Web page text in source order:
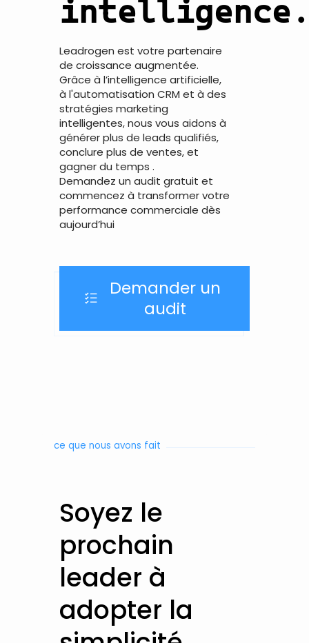
Cancel
Leadrogen est votre partenaire
de croissance augmentée.
Grâce à l’intelligence artificielle,
à l'automatisation CRM et à des
stratégies marketing
intelligentes, nous vous aidons à
générer plus de leads qualifiés,
conclure plus de ventes, et
gagner du temps .
Demandez un audit gratuit et
commencez à transformer votre
performance commerciale dès
aujourd’hui
Demander un
audit
ce que nous avons fait
Soyez le
prochain
leader à
adopter la